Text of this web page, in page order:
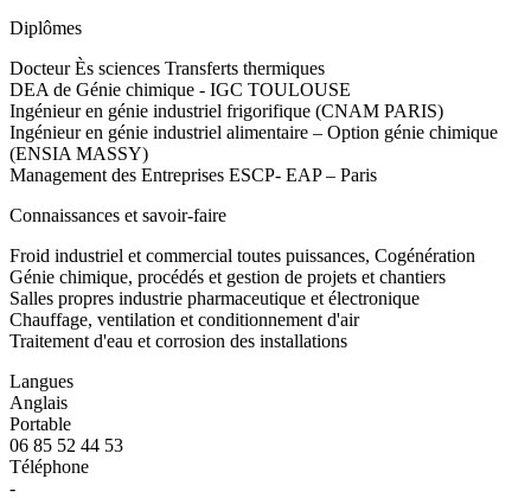
Diplômes
Docteur Ès sciences Transferts thermiques
DEA de Génie chimique - IGC TOULOUSE
Ingénieur en génie industriel frigorifique (CNAM PARIS)
Ingénieur en génie industriel alimentaire – Option génie chimique
(ENSIA MASSY)
Management des Entreprises ESCP- EAP – Paris
Connaissances et savoir-faire
Froid industriel et commercial toutes puissances, Cogénération
Génie chimique, procédés et gestion de projets et chantiers
Salles propres industrie pharmaceutique et électronique
Chauffage, ventilation et conditionnement d'air
Traitement d'eau et corrosion des installations
Langues
Anglais
Portable
06 85 52 44 53
Téléphone
-